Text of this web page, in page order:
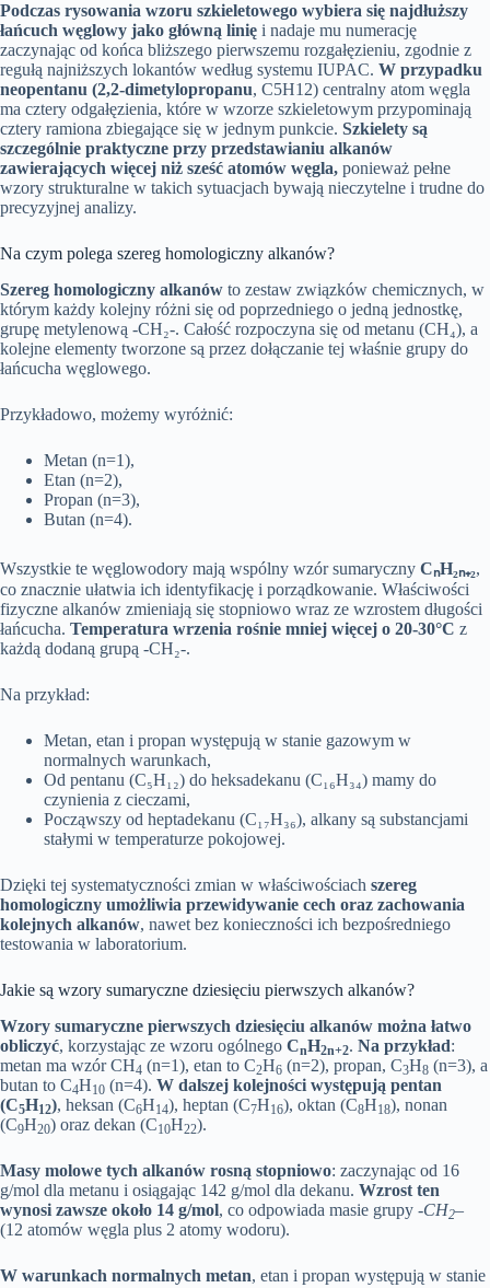
Podczas rysowania wzoru szkieletowego wybiera się najdłuższy
łańcuch węglowy jako główną linię i nadaje mu numerację
zaczynając od końca bliższego pierwszemu rozgałęzieniu, zgodnie z
regułą najniższych lokantów według systemu IUPAC. W przypadku
neopentanu (2,2-dimetylopropanu, C5H12) centralny atom węgla
ma cztery odgałęzienia, które w wzorze szkieletowym przypominają
cztery ramiona zbiegające się w jednym punkcie. Szkielety są
szczególnie praktyczne przy przedstawianiu alkanów
zawierających więcej niż sześć atomów węgla, ponieważ pełne
wzory strukturalne w takich sytuacjach bywają nieczytelne i trudne do
precyzyjnej analizy.
Na czym polega szereg homologiczny alkanów?
Szereg homologiczny alkanów to zestaw związków chemicznych, w
którym każdy kolejny różni się od poprzedniego o jedną jednostkę,
grupę metylenową -CH₂-. Całość rozpoczyna się od metanu (CH₄), a
kolejne elementy tworzone są przez dołączanie tej właśnie grupy do
łańcucha węglowego.
Przykładowo, możemy wyróżnić:
Metan (n=1),
Etan (n=2),
Propan (n=3),
Butan (n=4).
Wszystkie te węglowodory mają wspólny wzór sumaryczny CₙH₂ₙ₊₂,
co znacznie ułatwia ich identyfikację i porządkowanie. Właściwości
fizyczne alkanów zmieniają się stopniowo wraz ze wzrostem długości
łańcucha. Temperatura wrzenia rośnie mniej więcej o 20-30°C z
każdą dodaną grupą -CH₂-.
Na przykład:
Metan, etan i propan występują w stanie gazowym w
normalnych warunkach,
Od pentanu (C₅H₁₂) do heksadekanu (C₁₆H₃₄) mamy do
czynienia z cieczami,
Począwszy od heptadekanu (C₁₇H₃₆), alkany są substancjami
stałymi w temperaturze pokojowej.
Dzięki tej systematyczności zmian w właściwościach szereg
homologiczny umożliwia przewidywanie cech oraz zachowania
kolejnych alkanów, nawet bez konieczności ich bezpośredniego
testowania w laboratorium.
Jakie są wzory sumaryczne dziesięciu pierwszych alkanów?
Wzory sumaryczne pierwszych dziesięciu alkanów można łatwo
obliczyć, korzystając ze wzoru ogólnego CnH2n+2. Na przykład:
metan ma wzór CH4 (n=1), etan to C2H6 (n=2), propan, C3H8 (n=3), a
butan to C4H10 (n=4). W dalszej kolejności występują pentan
(C5H12), heksan (C6H14), heptan (C7H16), oktan (C8H18), nonan
(C9H20) oraz dekan (C10H22).
Masy molowe tych alkanów rosną stopniowo: zaczynając od 16
g/mol dla metanu i osiągając 142 g/mol dla dekanu. Wzrost ten
wynosi zawsze około 14 g/mol, co odpowiada masie grupy -CH2–
(12 atomów węgla plus 2 atomy wodoru).
W warunkach normalnych metan, etan i propan występują w stanie